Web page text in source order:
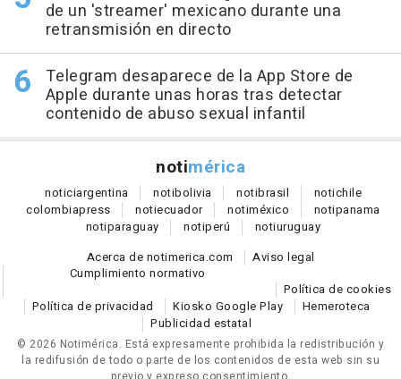
de un 'streamer' mexicano durante una
retransmisión en directo
Telegram desaparece de la App Store de
Apple durante unas horas tras detectar
contenido de abuso sexual infantil
notimérica
noticiargentina notibolivia notibrasil notichile
colombiapress notiecuador notiméxico notipanama
notiparaguay notiperú notiuruguay
Acerca de notimerica.com
Aviso legal
Cumplimiento normativo
Política de cookies
Política de privacidad
Kiosko Google Play
Hemeroteca
Publicidad estatal
© 2026 Notimérica. Está expresamente prohibida la redistribución y
la redifusión de todo o parte de los contenidos de esta web sin su